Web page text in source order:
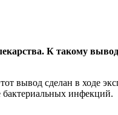
К такому
вывод сделан в ходе
бактериальных инфекций.